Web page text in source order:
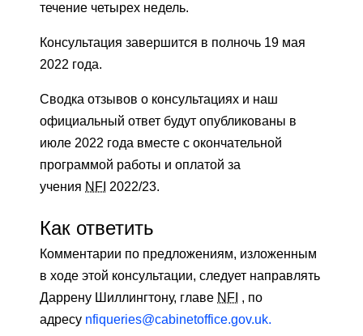
течение четырех недель.
Консультация завершится в полночь 19 мая
2022 года.
Сводка отзывов о консультациях и наш
официальный ответ будут опубликованы в
июле 2022 года вместе с окончательной
программой работы и оплатой за
учения NFI 2022/23.
Как ответить
Комментарии по предложениям, изложенным
в ходе этой консультации, следует направлять
Даррену Шиллингтону, главе NFI , по
адресу nfiqueries@cabinetoffice.gov.uk.